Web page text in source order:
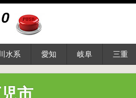
水系 愛知 岐阜 三重
市